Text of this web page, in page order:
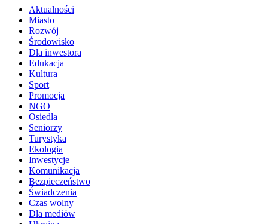
Aktualności
Miasto
Rozwój
Środowisko
Dla inwestora
Edukacja
Kultura
Sport
Promocja
NGO
Osiedla
Seniorzy
Turystyka
Ekologia
Inwestycje
Komunikacja
Bezpieczeństwo
Świadczenia
Czas wolny
Dla mediów